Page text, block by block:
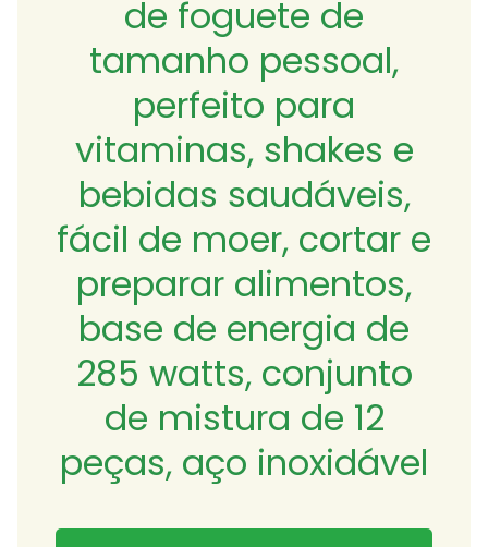
de foguete de
tamanho pessoal,
perfeito para
vitaminas, shakes e
bebidas saudáveis,
fácil de moer, cortar e
preparar alimentos,
base de energia de
285 watts, conjunto
de mistura de 12
peças, aço inoxidável